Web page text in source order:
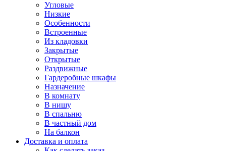
Угловые
Низкие
Особенности
Встроенные
Из кладовки
Закрытые
Открытые
Раздвижные
Гардеробные шкафы
Назначение
В комнату
В нишу
В спальню
В частный дом
На балкон
Доставка и оплата